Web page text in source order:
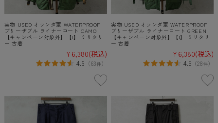
実物 USED オランダ軍 WATERPROOF
ブリーザブル ライナーコート CAMO
【キャンペーン対象外】【I】 ミリタリ
ー 古着
¥6,380(税込)
4.6 （63件）
実物 USED オランダ軍 WATERPROOF
ブリーザブル ライナーコート GREEN
【キャンペーン対象外】【I】 ミリタリ
ー 古着
¥6,380(税込)
4.5 （28件）